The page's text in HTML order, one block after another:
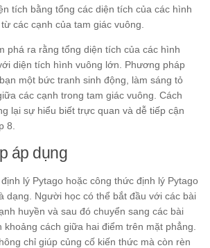
tích bằng tổng các diện tích của các hình
các cạnh của tam giác vuông.
phá ra rằng tổng diện tích của các hình
diện tích hình vuông lớn. Phương pháp
một bức tranh sinh động, làm sáng tỏ
các cạnh trong tam giác vuông. Cách
lại sự hiểu biết trực quan và dễ tiếp cận
8.
áp dụng
lý Pytago hoặc công thức định lý Pytago
dạng. Người học có thể bắt đầu với các bài
huyền và sau đó chuyển sang các bài
cách giữa hai điểm trên mặt phẳng.
chỉ giúp củng cố kiến thức mà còn rèn